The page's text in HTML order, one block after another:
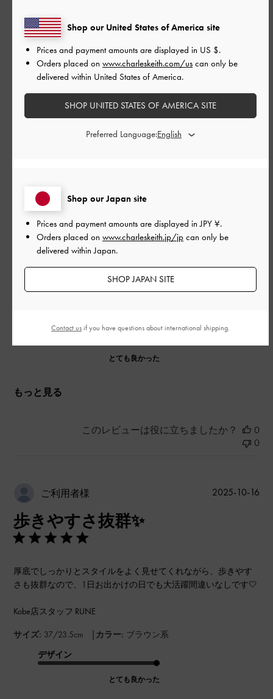
ご利用者様
デザインがとても気に入って、
オンラインより購入しました。
サイズ感は少し大きかったか
な。でも軽くて歩きやすそうで
デザインがとても気に入って、オンラインより購入しました。
サイズ感は少し大きかったかな。でも軽くて歩きやすそうで
す！
品質
とても良かった
もっと見る
2026-05-15
このレビューは役に立ちましたか？
0
0
ご利用者様
歩きやすさ抜群✨
厚底でしっかりとスタイルをよく見せてくれながら、歩きやす
さも抜群なので、1日お出かけの日でも大活躍間違いなしです‎🤍
Kobe店スタッフ RUNE
サイズ: 37/23.5cm | カラー: ブラウン系
デザイン
とても良かった
公
2025-10-16
Shop our Japan site
Prices and payment amounts are displayed inJPY ¥.
Orders placed on www.charleskeith.jp/jp can only be
delivered within Japan.
SHOP JAPAN SITE
Shop our United States of America site
Prices and payment amounts are displayed in US $.
Orders placed on www.charleskeith.com/us can only be
delivered within United States of America.
SHOP UNITED STATES OF AMERICA SITE
Preferred Language:
Contact usif you have questions about international shipping.